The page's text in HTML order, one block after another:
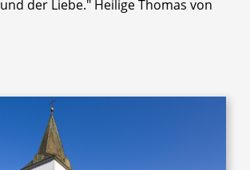
der Liebe." Heilige Thomas von